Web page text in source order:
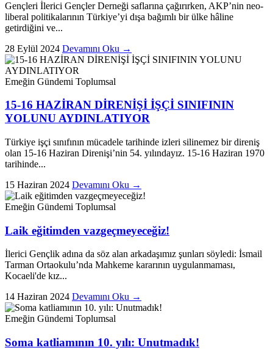
Gençleri İlerici Gençler Derneği saflarına çağırırken, AKP’nin neo-
liberal politikalarının Türkiye’yi dışa bağımlı bir ülke hâline
getirdiğini ve...
28 Eylül 2024 Devamını Oku →
Emeğin Gündemi Toplumsal
15-16 HAZİRAN DİRENİŞİ İŞÇİ SINIFININ
YOLUNU AYDINLATIYOR
Türkiye işçi sınıfının mücadele tarihinde izleri silinemez bir direniş
olan 15-16 Haziran Direnişi’nin 54. yılındayız. 15-16 Haziran 1970
tarihinde...
15 Haziran 2024 Devamını Oku →
Emeğin Gündemi Toplumsal
Laik eğitimden vazgeçmeyeceğiz!
İlerici Gençlik adına da söz alan arkadaşımız şunları söyledi: İsmail
Tarman Ortaokulu’nda Mahkeme kararının uygulanmaması,
Kocaeli'de kız...
14 Haziran 2024 Devamını Oku →
Emeğin Gündemi Toplumsal
Soma katliamının 10. yılı: Unutmadık!